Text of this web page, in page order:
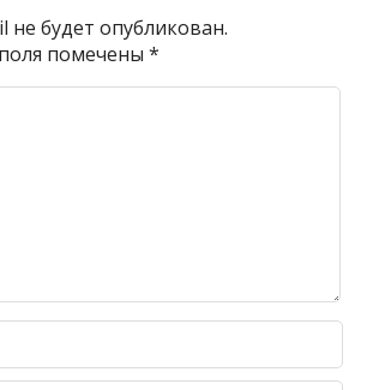
не будет опубликован.
помечены*